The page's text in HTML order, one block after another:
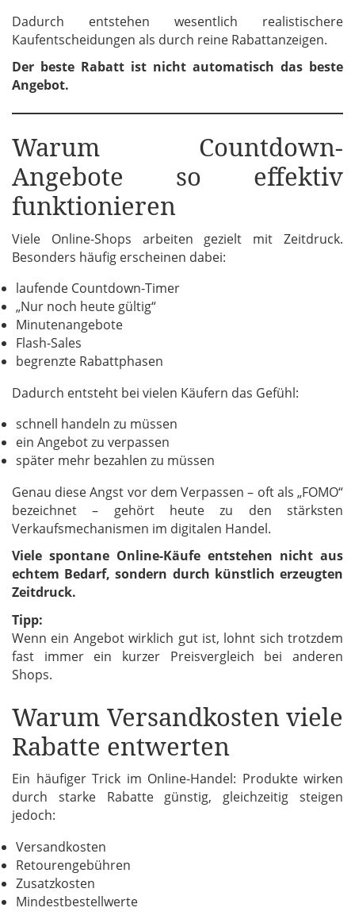
Dadurch entstehen wesentlich realistischere
Kaufentscheidungen als durch reine Rabattanzeigen.
Der beste Rabatt ist nicht automatisch das beste
Angebot.
Warum Countdown-
Angebote so effektiv
funktionieren
Viele Online-Shops arbeiten gezielt mit Zeitdruck.
Besonders häufig erscheinen dabei:
laufende Countdown-Timer
„Nur noch heute gültig“
Minutenangebote
Flash-Sales
begrenzte Rabattphasen
Dadurch entsteht bei vielen Käufern das Gefühl:
schnell handeln zu müssen
ein Angebot zu verpassen
später mehr bezahlen zu müssen
Genau diese Angst vor dem Verpassen – oft als „FOMO“
bezeichnet – gehört heute zu den stärksten
Verkaufsmechanismen im digitalen Handel.
Viele spontane Online-Käufe entstehen nicht aus
echtem Bedarf, sondern durch künstlich erzeugten
Zeitdruck.
Tipp:
Wenn ein Angebot wirklich gut ist, lohnt sich trotzdem
fast immer ein kurzer Preisvergleich bei anderen
Shops.
Warum Versandkosten viele
Rabatte entwerten
Ein häufiger Trick im Online-Handel: Produkte wirken
durch starke Rabatte günstig, gleichzeitig steigen
jedoch:
Versandkosten
Retourengebühren
Zusatzkosten
Mindestbestellwerte